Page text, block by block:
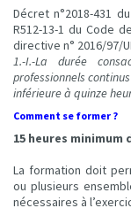
Décret n°2018-431
R512-13-1 du Code
directive n° 2016/97/
1.-I.-La durée
professionnels
inférieure à quinze
Comment se former ?
15 heures
La formation doit
ou plusieurs
nécessaires à